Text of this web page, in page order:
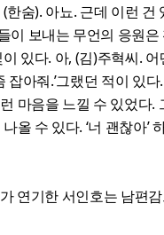
(한숨). 아뇨. 근데 이런 건
이 보내는 무언의 응원은
있다. 아, (김)주혁씨.
잡아줘.’그랬던 적이 있
마음을 느낄 수 있었다.
올 수 있다. ‘너 괜찮아’
연기한 서인호는 남편